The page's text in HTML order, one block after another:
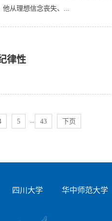
从理想信念丧失、...
律性
5 43 下页
四川大学 华中师范大学